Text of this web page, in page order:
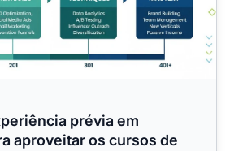
prévia em
aproveitar os cursos de